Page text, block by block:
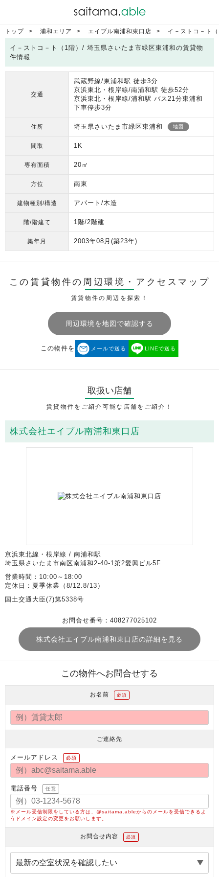
トップ 浦和エリア エイブル南浦和東口店 イ－ストコ－ト
イ－ストコ－ト（1階）/ 埼玉県さいたま市緑区東浦和の賃貸物
件情報
交通
武蔵野線/東浦和駅 徒歩3分
京浜東北・根岸線/南浦和駅 徒歩52分
京浜東北・根岸線/浦和駅 バス21分東浦和
下車停歩3分
住所 埼玉県さいたま市緑区東浦和 地図
間取 1K
専有面積 20㎡
方位 南東
建物種別/構造 アパート/木造
階/階建て 1階/2階建
築年月 2003年08月 (築23年)
この賃貸物件の周辺環境・ アクセスマップ
賃貸物件の周辺を探索！
周辺環境を地図で確認する
この物件を メールで送る LINEで送る
取扱い店舗
賃貸物件をご紹介可能な店舗をご紹介！
株式会社エイブル南浦和東口店
京浜東北線・根岸線 / 南浦和駅
埼玉県さいたま市南区南浦和2-40-1第2愛興ビル5F
営業時間：10:00～18:00
定休日：夏季休業（8/12.8/13）
国土交通大臣(7)第5338号
お問合せ番号：408277025102
株式会社エイブル南浦和東口店の詳細を見る
この物件へお問合せする
お名前 必須
ご連絡先
メールアドレス 必須
電話番号 任意
※メール受信制限をしている方は、@saitama.ableからのメールを受信できるよ
うドメイン設定の変更をお願いします。
お問合せ内容 必須